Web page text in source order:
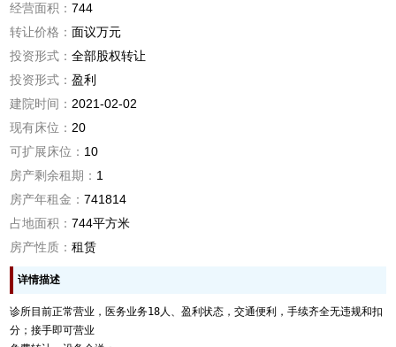
经营面积：744
转让价格：面议万元
投资形式：全部股权转让
投资形式：盈利
建院时间： 2021-02-02
现有床位： 20
可扩展床位： 10
房产剩余租期： 1
房产年租金：741814
占地面积：744平方米
房产性质：租赁
详情描述
诊所目前正常营业，医务业务18人、盈利状态，交通便利，手续齐全无违规和扣
分；接手即可营业